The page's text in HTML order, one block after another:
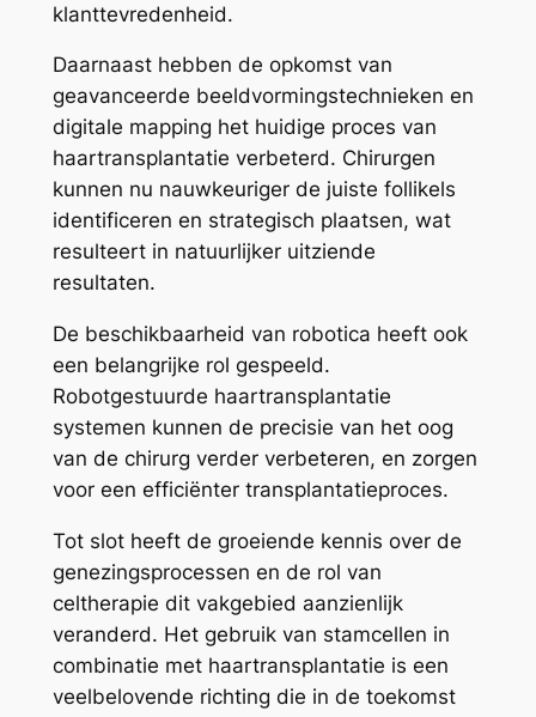
klanttevredenheid.
Daarnaast hebben de opkomst van
geavanceerde beeldvormingstechnieken en
digitale mapping het huidige proces van
haartransplantatie verbeterd. Chirurgen
kunnen nu nauwkeuriger de juiste follikels
identificeren en strategisch plaatsen, wat
resulteert in natuurlijker uitziende
resultaten.
De beschikbaarheid van robotica heeft ook
een belangrijke rol gespeeld.
Robotgestuurde haartransplantatie
systemen kunnen de precisie van het oog
van de chirurg verder verbeteren, en zorgen
voor een efficiënter transplantatieproces.
Tot slot heeft de groeiende kennis over de
genezingsprocessen en de rol van
celtherapie dit vakgebied aanzienlijk
veranderd. Het gebruik van stamcellen in
combinatie met haartransplantatie is een
veelbelovende richting die in de toekomst